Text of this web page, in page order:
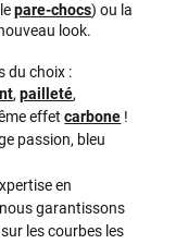
pare-chocs) ou la
look.
du choix :
,pailleté,
effetcarbone !
passion, bleu
en
garantissons
les courbes les